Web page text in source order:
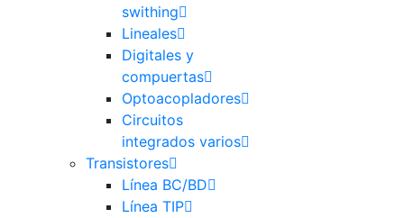
swithing
Lineales
Digitales y
compuertas
Optoacopladores
Circuitos
integrados varios
Transistores
Línea BC/BD
Línea TIP